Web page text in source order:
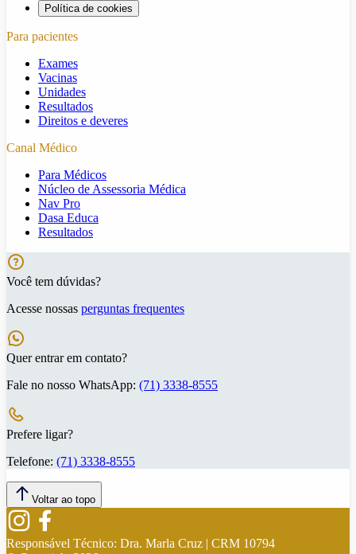
Política de cookies
Para pacientes
Exames
Vacinas
Unidades
Resultados
Direitos e deveres
Canal Médico
Para Médicos
Núcleo de Assessoria Médica
Nav Pro
Dasa Educa
Resultados
Você tem dúvidas?
Acesse nossas perguntas frequentes
Quer entrar em contato?
Fale no nosso WhatsApp: (71) 3338-8555
Prefere ligar?
Telefone: (71) 3338-8555
Voltar ao topo
Responsável Técnico: Dra. Marla Cruz | CRM 10794